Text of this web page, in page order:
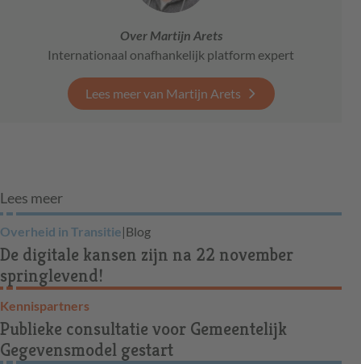
Over Martijn Arets
Internationaal onafhankelijk platform expert
Lees meer van Martijn Arets
Lees meer
Overheid in Transitie|Blog
De digitale kansen zijn na 22 november
springlevend!
Kennispartners
Publieke consultatie voor Gemeentelijk
Gegevensmodel gestart